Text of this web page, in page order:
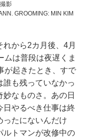
影
GROOMING: MIN KIM
から2カ月後、4月
ムは普段は夜遅くま
が起きたとき、すで
誰も残っていなかっ
なものさ。あの日
日やるべき仕事は終
ったにないんだけ
ルトマンが改修中の